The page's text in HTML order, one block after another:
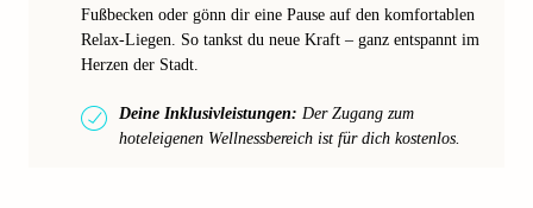
Fußbecken oder gönn dir eine Pause auf den komfortablen
Relax-Liegen. So tankst du neue Kraft – ganz entspannt im
Herzen der Stadt.
Deine Inklusivleistungen: Der Zugang zum
hoteleigenen Wellnessbereich ist für dich kostenlos.